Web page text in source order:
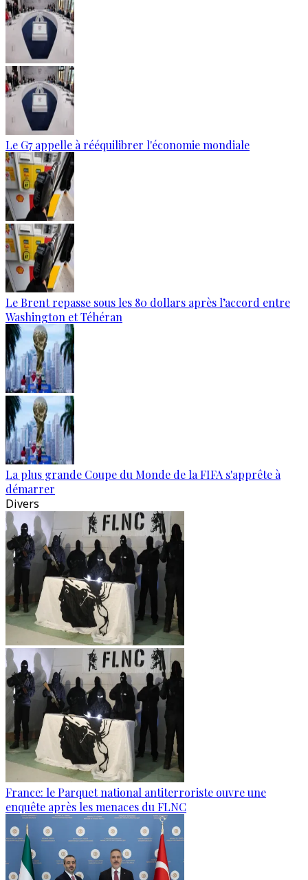
Le G7 appelle à rééquilibrer l'économie mondiale
Le Brent repasse sous les 80 dollars après l’accord entre
Washington et Téhéran
La plus grande Coupe du Monde de la FIFA s'apprête à
démarrer
Divers
France: le Parquet national antiterroriste ouvre une
enquête après les menaces du FLNC